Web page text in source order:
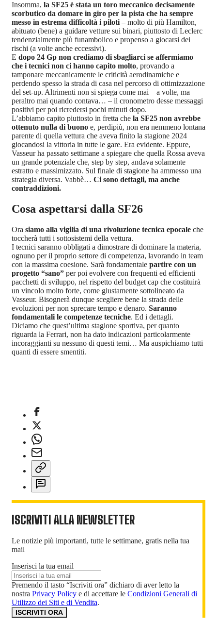
Insomma, la SF25 è stata un toro meccanico decisamente
scorbutico da domare in giro per la pista che ha sempre
messo in estrema difficoltà i piloti – molto di più Hamilton,
abituato (bene) a guidare vetture sui binari, piuttosto di Leclerc
tendenzialmente più funambolico e propenso a giocarsi dei
rischi (a volte anche eccessivi).
E dopo 24 Gp non crediamo di sbagliarci se affermiamo
che i tecnici non ci hanno capito molto, provando a
tamponare meccanicamente le criticità aerodinamiche e
perdendo spesso la strada di casa nel percorso di ottimizzazione
del set-up. Altrimenti non si spiega come mai – a volte, ma
peraltro mai quando contava… – il cronometro desse messaggi
positivi per poi ricredersi pochi minuti dopo.
L’abbiamo capito piuttosto in fretta che la SF25 non avrebbe
ottenuto nulla di buono e, perdipiù, non era nemmeno lontana
parente di quella vettura che aveva finito la stagione 2024
giocandosi la vittoria in tutte le gare. Era evidente. Eppure,
Vasseur ha passato settimane a spiegare che quella Rossa aveva
un grande potenziale che, step by step, andava solamente
estratto e massimizzato. Sul finale di stagione ha ammesso una
strategia diversa. Vabbè… Ci sono dettagli, ma anche
contraddizioni.
Cosa aspettarsi dalla SF26
Ora siamo alla vigilia di una rivoluzione tecnica epocale che
toccherà tutti i sottosistemi della vettura.
I tecnici saranno obbligati a dimostrare di dominare la materia,
ognuno per il proprio settore di competenza, lavorando in team
con la massima coesione. Sarà fondamentale partire con un
progetto “sano” per poi evolvere con frequenti ed efficienti
pacchetti di sviluppo, nel rispetto del budget cap che costituirà
un vincolo molto forte, come giustamente sottolineato da
Vasseur. Bisognerà dunque scegliere bene la strada delle
evoluzioni per non sprecare tempo e denaro. Saranno
fondamentali le competenze tecniche. Ed i dettagli.
Diciamo che quest’ultima stagione sportiva, per quanto
riguarda la Ferrari, non ha dato indicazioni particolarmente
incoraggianti su nessuno di questi temi… Ma auspichiamo tutti
quanti di essere smentiti.
ISCRIVITI ALLA NEWSLETTER
Le notizie più importanti, tutte le settimane, gratis nella tua
mail
Inserisci la tua email
Premendo il tasto “Iscriviti ora” dichiaro di aver letto la
nostra Privacy Policy e di accettare le Condizioni Generali di
Utilizzo dei Siti e di Vendita.
ISCRIVITI ORA